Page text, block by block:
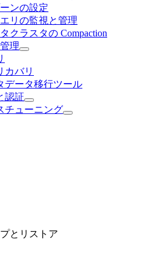
ンの設定
リの監視と管理
クラスタの Compaction
理
カバリ
データ移行ツール
認証
チューニング
とリストア